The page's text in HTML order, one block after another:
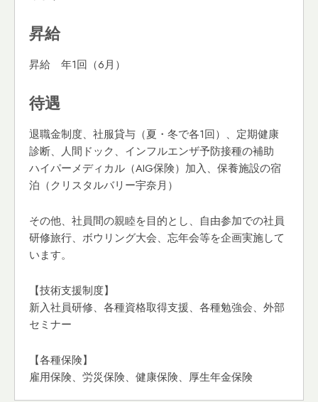
昇給
昇給 年1回（6月）
待遇
退職金制度、社服貸与（夏・冬で各1回）、定期健康
診断、人間ドック、インフルエンザ予防接種の補助
ハイパーメディカル（AIG保険）加入、保養施設の宿
泊（クリスタルバリー宇奈月）
その他、社員間の親睦を目的とし、自由参加での社員
研修旅行、ボウリング大会、忘年会等を企画実施して
います。
【技術支援制度】
新入社員研修、各種資格取得支援、各種勉強会、外部
セミナー
【各種保険】
雇用保険、労災保険、健康保険、厚生年金保険